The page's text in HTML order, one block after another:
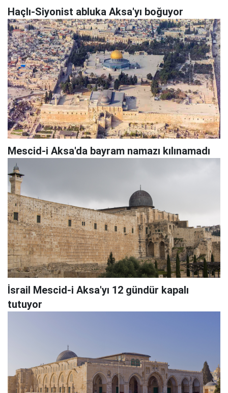
Haçlı-Siyonist abluka Aksa'yı boğuyor
Mescid-i Aksa'da bayram namazı kılınamadı
İsrail Mescid-i Aksa'yı 12 gündür kapalı
tutuyor